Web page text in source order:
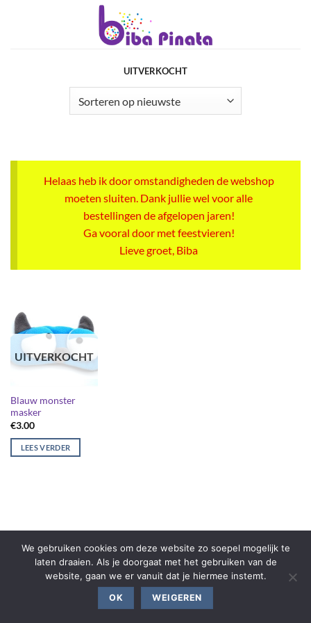
UITVERKOCHT
Helaas heb ik door omstandigheden de webshop
moeten sluiten. Dank jullie wel voor alle
bestellingen de afgelopen jaren!
Ga vooral door met feestvieren!
Lieve groet, Biba
UITVERKOCHT
Blauw monster
masker
€3.00
LEES VERDER
We gebruiken cookies om deze website zo soepel mogelijk te
laten draaien. Als je doorgaat met het gebruiken van de
website, gaan we er vanuit dat je hiermee instemt.
OK WEIGEREN